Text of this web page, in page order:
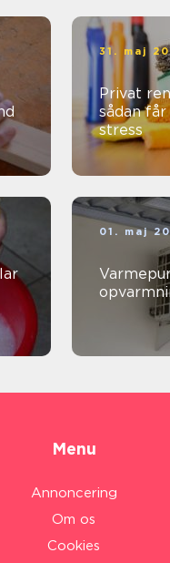
31. maj
Privat
sådan
stress
01. maj
Menu
Annoncering
Om os
Cookies